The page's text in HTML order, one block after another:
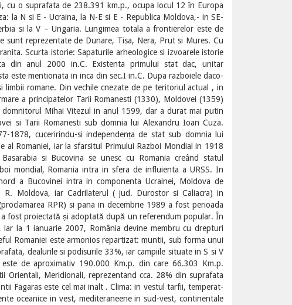
cu o suprafata de 238.391 km.p., ocupa locul 12 în Europa
la N si E - Ucraina, la N-E si E - Republica Moldova,- in SE-
si la V – Ungaria. Lungimea totala a frontierelor este de
sunt reprezentate de Dunare, Tisa, Nera, Prut si Mures. Cu
Scurta istorie: Sapaturile arheologice si izvoarele istorie
din anul 2000 in.C. Existenta primului stat dac, unitar
este mentionata in inca din sec.I in.C. Dupa razboiele daco-
limbii romane. Din vechile cnezate de pe teritoriul actual , in
a principatelor Tarii Romanesti (1330), Moldovei (1359)
Mihai Vitezul in anul 1599, dar a durat mai putin
si Tarii Romanesti sub domnia lui Alexandru Ioan Cuza.
1878, cuceririndu-si independența de stat sub domnia lui
al Romaniei, iar la sfarsitul Primului Razboi Mondial in 1918
si Bucovina se unesc cu Romania creând statul
mondial, Romania intra in sfera de influienta a URSS. In
a Bucovinei intra in componenta Ucrainei, Moldova de
Moldova, iar Cadrilaterul ( jud. Durostor si Caliacra) in
RPR) si pana in decembrie 1989 a fost perioada
fost proiectată și adoptată după un referendum popular. În
la 1 ianuarie 2007, România devine membru cu drepturi
Romaniei este armonios repartizat: muntii, sub forma unui
dealurile si podisurile 33%, iar campiile situate in S si V
de aproximativ 190.000 Km.p. din care 66.303 Km.p.
Orientali, Meridionali, reprezentand cca. 28% din suprafata
Fagaras este cel mai inalt . Clima: in vestul tarfii, temperat-
oceanice in vest, mediteraneene in sud-vest, continentale